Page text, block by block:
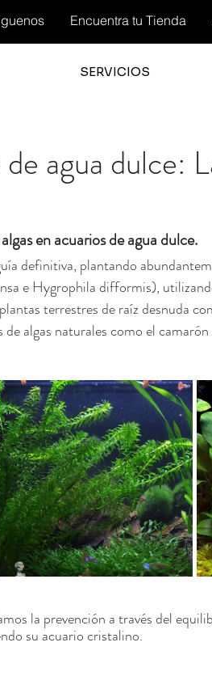
Encuentra tu Tienda
SERVICIOS
agua dulce:
en acuarios de agua dulce.
definitiva, plantando
e Hygrophila difformis),
terrestres de raíz desnuda
algas naturales como el
la prevención a través del
su acuario cristalino.